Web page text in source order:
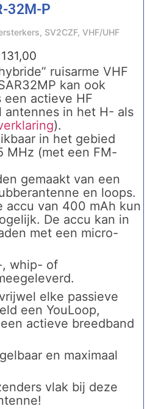
32M-P
, SV2CZF, VHF/UHF
131,00
ruisarme VHF
kan ook
actieve HF
antennes in het H- als
).
in het gebied
MHz (met een FM-
gemaakt van een
en loops.
accu van 400 mAh kun
De accu kan in
met een micro-
, whip- of
elke passieve
een YouLoop,
actieve breedband
en maximaal
vlak bij deze